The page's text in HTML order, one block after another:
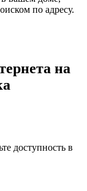
по адресу.
на
доступность в